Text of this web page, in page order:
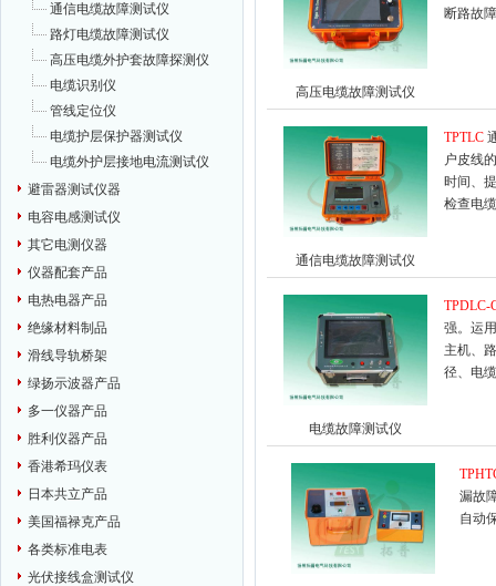
通信电缆故障测试仪
路灯电缆故障测试仪
高压电缆外护套故障探测仪
电缆识别仪
管线定位仪
电缆护层保护器测试仪
电缆外护层接地电流测试仪
避雷器测试仪器
电容电感测试仪
其它电测仪器
仪器配套产品
电热电器产品
绝缘材料制品
滑线导轨桥架
绿扬示波器产品
多一仪器产品
胜利仪器产品
香港希玛仪表
日本共立产品
美国福禄克产品
各类标准电表
光伏接线盒测试仪
高压电缆故障测试仪
断路故
通信电缆故障测试仪
TPTLC
户皮线
时间、
检查电
电缆故障测试仪
TPDLC-
强。运
主机、
径、电
漏故
自动